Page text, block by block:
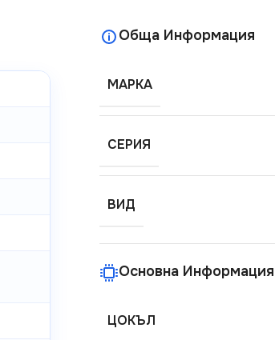
Обща Информация
МАРКА
СЕРИЯ
ВИД
Основна Информация
ЦОКЪЛ